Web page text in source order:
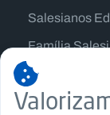
Salesianos
Família
Missão Dom
Jogos